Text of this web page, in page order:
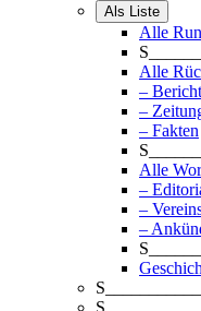
Als Liste
Alle
Alle
–
–
– Fakten
Alle
–
–
–